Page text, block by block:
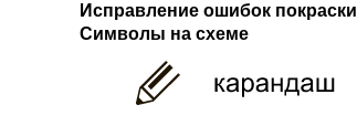
Исправление ошибок покраски
Символы на схеме